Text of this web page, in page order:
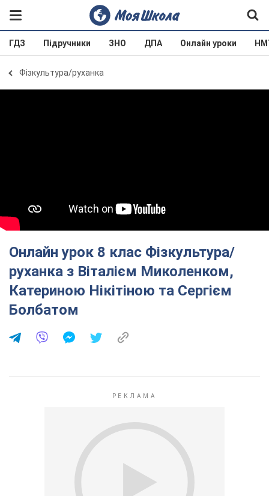
ГДЗ Підручники ЗНО ДПА Онлайн уроки
Фізкультура/руханка
Онлайн урок 8 клас Фізкультура/
руханка з Віталієм Миколенком,
Катериною Нікітіною та Сергієм
Болбатом